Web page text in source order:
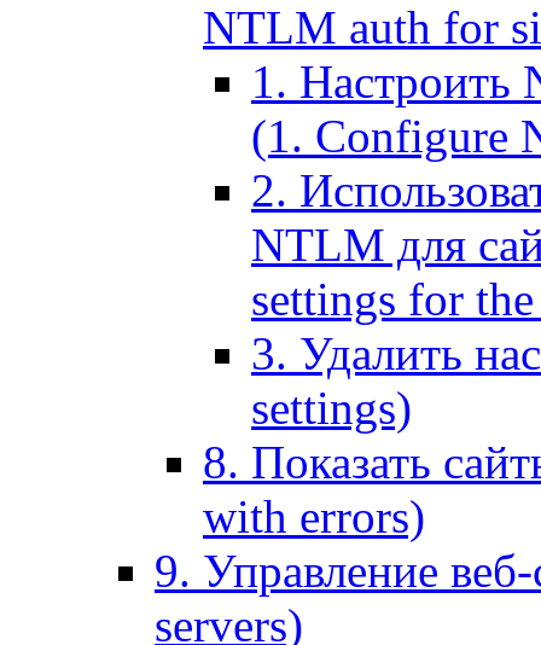
NTLM auth for
1. Настроить
(1. Configure
2.
NTLM для
settings for
3. Удалить
settings)
8. Показать
with errors)
9. Управление
servers)